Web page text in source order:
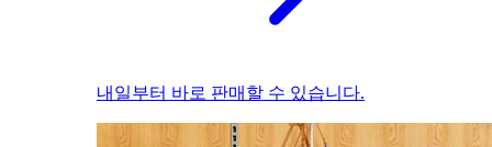
내일부터 바로 판매할 수 있습니다.